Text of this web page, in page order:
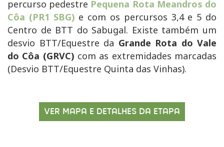
percurso pedestre Pequena Rota Meandros do
Côa (PR1 SBG) e com os percursos 3,4 e 5 do
Centro de BTT do Sabugal. Existe também um
desvio BTT/Equestre da Grande Rota do Vale
do Côa (GRVC) com as extremidades marcadas
(Desvio BTT/Equestre Quinta das Vinhas).
VER MAPA E DETALHES DA ETAPA